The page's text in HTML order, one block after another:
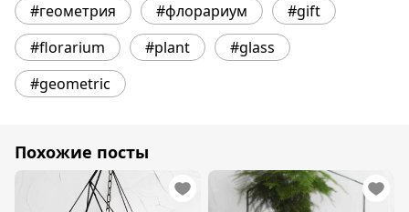
#геометрия
#флорариум
#gift
#florarium
#plant
#glass
#geometric
Похожие посты